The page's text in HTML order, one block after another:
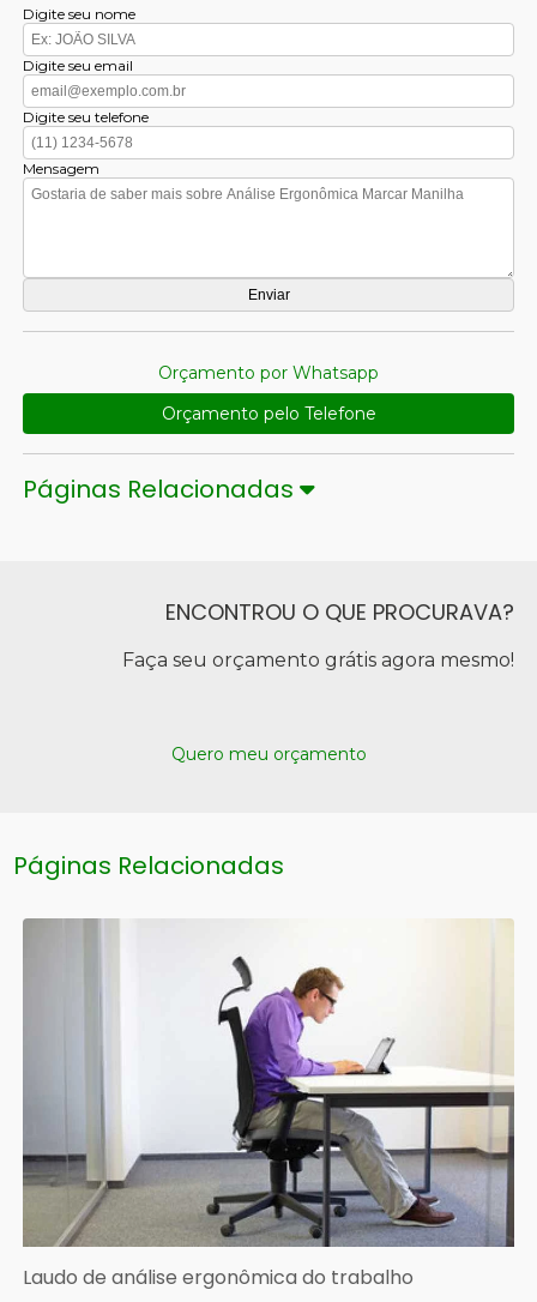
Digite seu nome
Digite seu email
Digite seu telefone
Mensagem
Orçamento por Whatsapp
Orçamento pelo Telefone
Páginas Relacionadas
ENCONTROU O QUE PROCURAVA?
Faça seu orçamento grátis agora mesmo!
Quero meu orçamento
Páginas Relacionadas
Laudo de análise ergonômica do trabalho